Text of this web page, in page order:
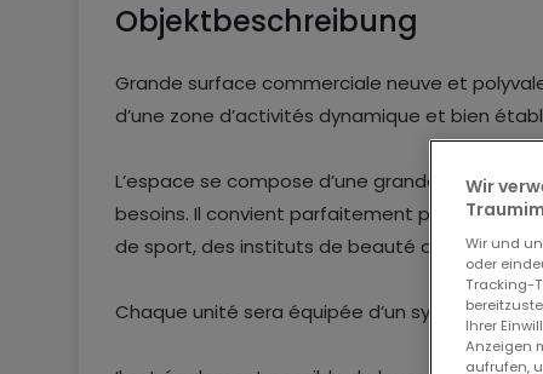
Objektbeschreibung
Grande surface commerciale neuve et
d’une zone d’activités dynamique et bien
L’espace se compose d’une grande surface
besoins. Il convient parfaitement pour des
de sport, des instituts de beauté ou d’autres
Chaque unité sera équipée d’un système de
Wir
Wir und
oder
Tracking-
Ihrer
Anzeigen
aufrufen,